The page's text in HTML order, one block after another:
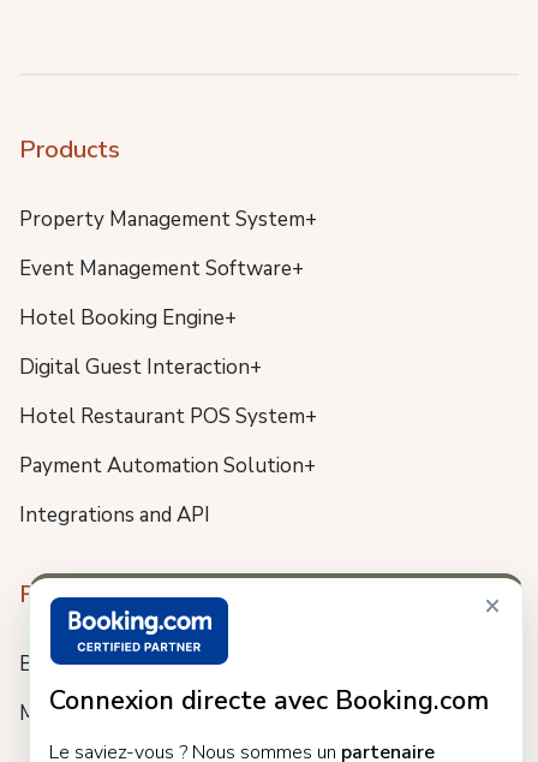
×
Connexion directe avec Booking.com
Le saviez-vous ? Nous sommes un partenaire
Products
Property Management System+
Event Management Software+
Hotel Booking Engine+
Digital Guest Interaction+
Hotel Restaurant POS System+
Payment Automation Solution+
Integrations and API
Resources
Blog
Meet us